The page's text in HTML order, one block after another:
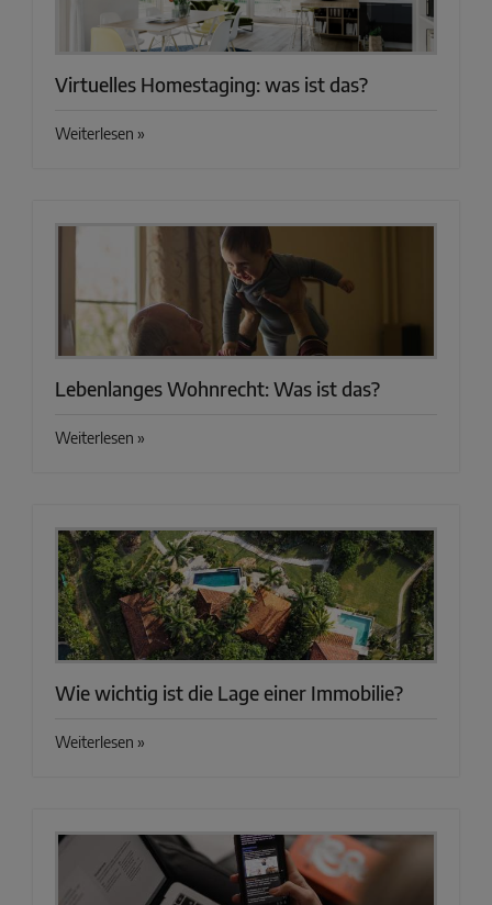
Virtuelles Homestaging: was ist das?
Weiterlesen »
Lebenlanges Wohnrecht: Was ist das?
Weiterlesen »
Wie wichtig ist die Lage einer Immobilie?
Weiterlesen »